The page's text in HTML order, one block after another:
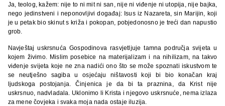
Ja, teolog, kažem: nije to ni mit ni san, nije ni viđenje ni utopija, nije bajka,
nego jedinstveni i neponovljivi događaj: Isus iz Nazareta, sin Marijin, koji
je u petak bio skinut s križa i pokopan, pobjedonosno je treći dan napustio
grob.
Navještaj uskrsnuća Gospodinova rasvjetljuje tamna područja svijeta u
kojem živimo. Mislim posebice na materijalizam i na nihilizam, na takvo
viđenje svijeta koje ne zna nadići ono što se može spoznati iskustvom te
se neutješno sagiba u osjećaju ništavosti koji bi bio konačan kraj
ljudskoga postojanja. Činjenica je da bi ta praznina, da Krist nije
uskrsnuo, nadvladala. Uklonimo li Krista i njegovo uskrsnuće, nema izlaza
za mene čovjeka i svaka moja nada ostaje iluzija.